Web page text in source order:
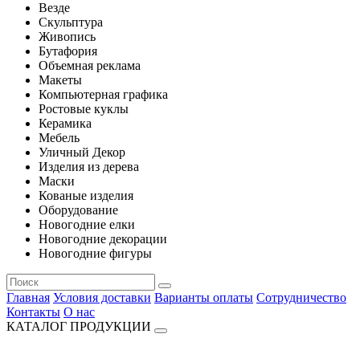
Везде
Скульптура
Живопись
Бутафория
Объемная реклама
Макеты
Компьютерная графика
Ростовые куклы
Керамика
Мебель
Уличный Декор
Изделия из дерева
Маски
Кованые изделия
Оборудование
Новогодние елки
Новогодние декорации
Новогодние фигуры
Главная Условия доставки Варианты оплаты Сотрудничество
Контакты О нас
КАТАЛОГ ПРОДУКЦИИ